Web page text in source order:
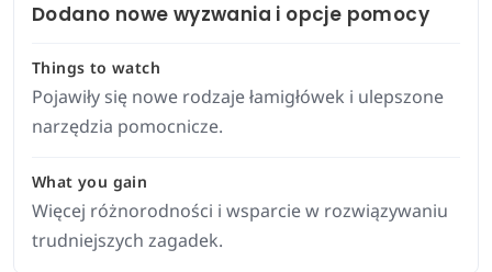
Dodano nowe wyzwania i opcje pomocy
Things to watch
Pojawiły się nowe rodzaje łamigłówek i ulepszone
narzędzia pomocnicze.
What you gain
Więcej różnorodności i wsparcie w rozwiązywaniu
trudniejszych zagadek.